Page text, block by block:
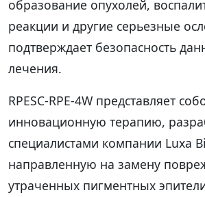
образование опухолей,
реакции и другие серьезные
подтверждает безопасность
лечения.
RPESC-RPE-4W представляет
инновационную терапию,
специалистами компании Luxa
направленную на замену
утраченных пигментных